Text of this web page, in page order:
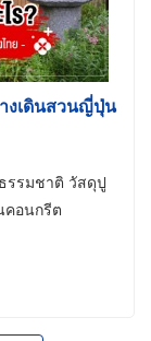
งเดินสวนญี่ปุ่น
รรมชาติ วัสดุปู
อนกรีต